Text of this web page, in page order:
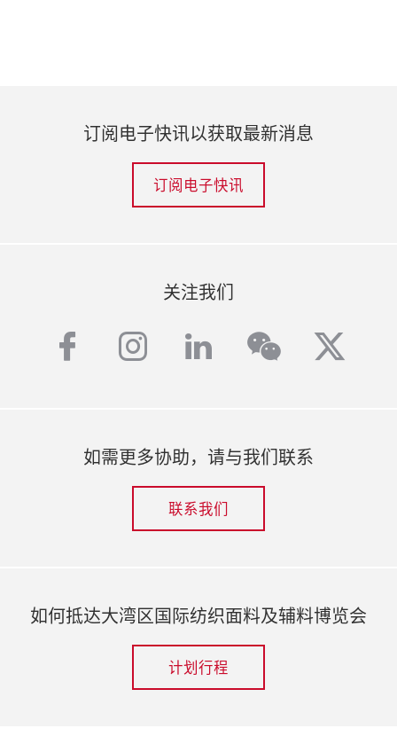
订阅电子快讯以获取最新消息
订阅电子快讯
关注我们
facebook
instagram
linkedinwechat
如需更多协助，请与我们联系
联系我们
如何抵达大湾区国际纺织面料及辅料博览会
计划行程